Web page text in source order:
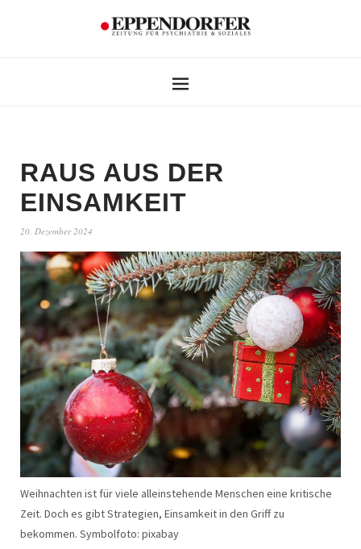
RAUS AUS DER
EINSAMKEIT
20. Dezember 2024
Weihnachten ist für viele alleinstehende Menschen eine kritische
Zeit. Doch es gibt Strategien, Einsamkeit in den Griff zu
bekommen. Symbolfoto: pixabay